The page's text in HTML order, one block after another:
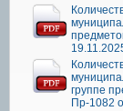
группе
Пр-1082